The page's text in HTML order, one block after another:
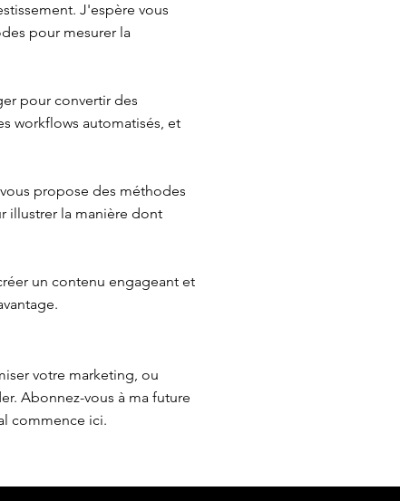
J'espère vous
pour mesurer la
pour convertir des
workflows automatisés, et
propose des méthodes
illustrer la manière dont
un contenu engageant et
votre marketing, ou
Abonnez-vous à ma future
commence ici.